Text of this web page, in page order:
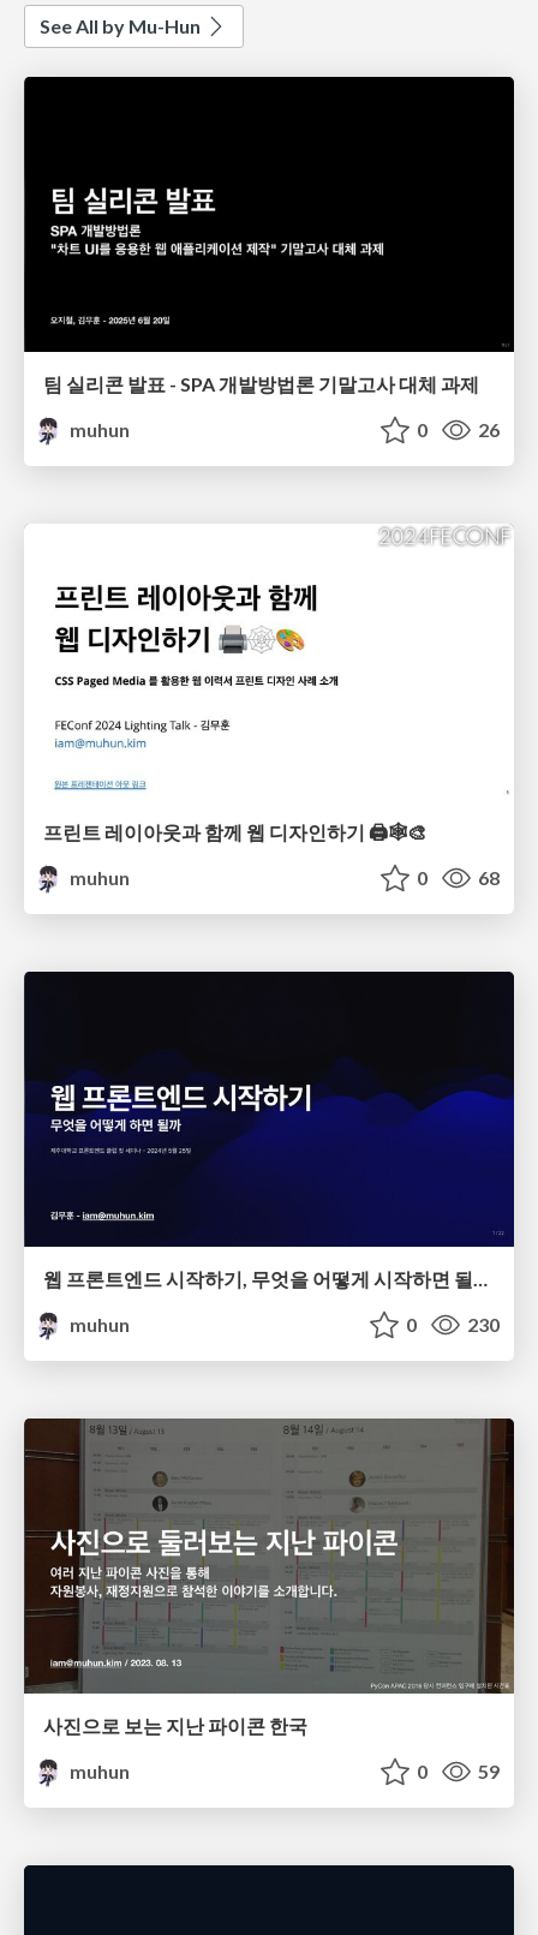
See All by Mu-Hun
팀 실리콘 발표 - SPA 개발방법론 기말고사 대체 과제
muhun
0 26
프린트 레이아웃과 함께 웹 디자인하기 🖨️🕸️🎨
muhun
0 68
웹 프론트엔드 시작하기, 무엇을 어떻게 시작하면 될까?
muhun
0 230
사진으로 보는 지난 파이콘 한국
muhun
0 59